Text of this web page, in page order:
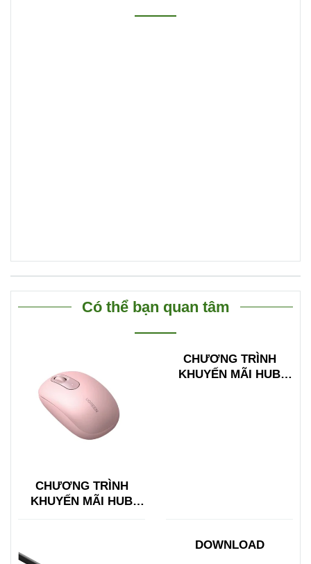
Có thể bạn quan tâm
CHƯƠNG TRÌNH
KHUYẾN MÃI HUB
CHƯƠNG TRÌNH
KHUYẾN MÃI HUB
DOWNLOAD